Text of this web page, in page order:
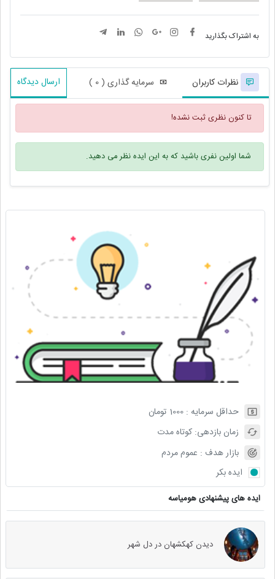
حداقل سرمایه :1000 تومان
زمان بازدهی:کوتاه مدت
بازار هدف : عموم مردم
ایده بکر
ایده های پیشنهادی هومیاسه
دیدن کهکشهان در دل شهر
به اشتراک بگذارید
نظرات کاربران سرمایه گذاری ( 0 ) ارسال دیدگاه
تا کنون نظری ثبت نشده!
شما اولین نفری باشید که به این ایده نظر می دهید.